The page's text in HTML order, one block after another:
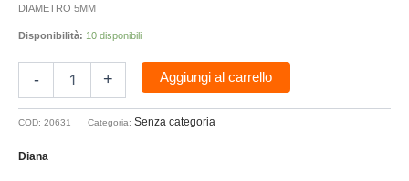
DIAMETRO 5MM
Disponibilità: 10 disponibili
- + Aggiungi al carrello
COD: 20631 Categoria: Senza categoria
Diana